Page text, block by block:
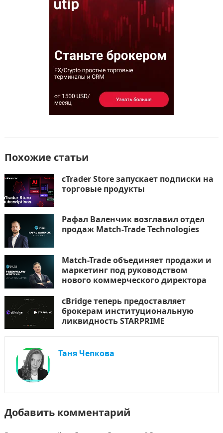
в
и
т
ь
Похожие статьи
cTrader Store запускает подписки на
торговые продукты
Рафал Валенчик возглавил отдел
продаж Match-Trade Technologies
Match-Trade объединяет продажи и
маркетинг под руководством
нового коммерческого директора
cBridge теперь предоставляет
брокерам институциональную
ликвидность STARPRIME
Таня Чепкова
Добавить комментарий